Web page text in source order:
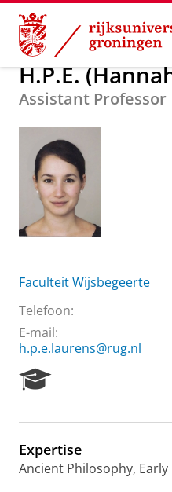
Skip
Content
Skip
Navigation
Over ons
H.P.E.
Assistant Professor
Faculteit Wijsbegeerte
Telefoon:
E-mail:
h.p.e.laurens@rug.nl
e
r
c
Expertise
Ancient Philosophy,